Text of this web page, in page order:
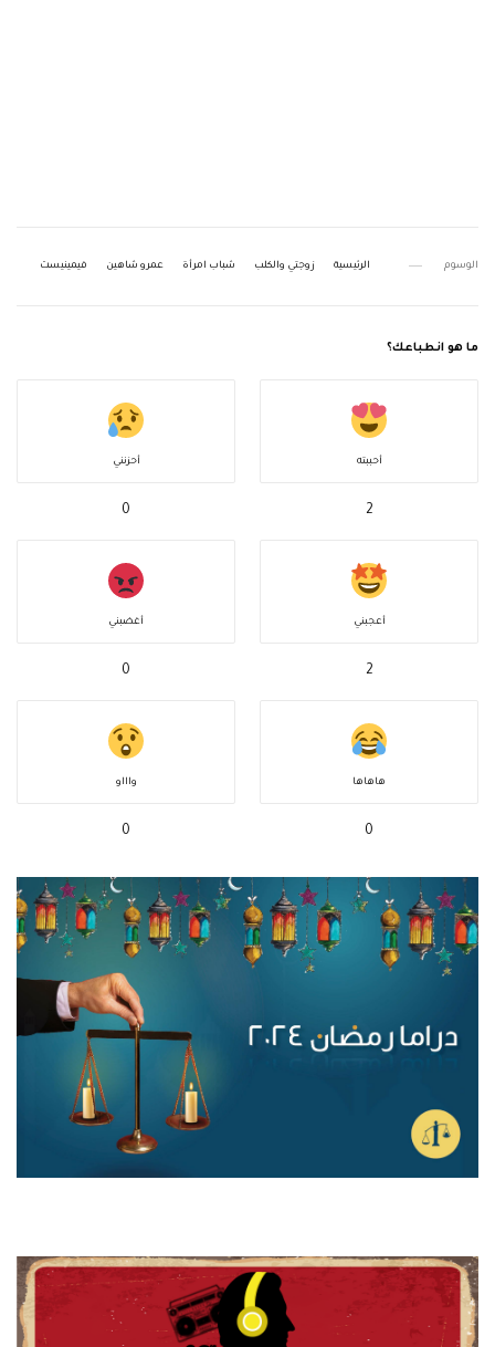
الوسوم الرئيسية زوجتي والكلب شباب امرأة عمرو شاهين فيمينيست
ما هو انطباعك؟
أحببته
2
أحزنني
0
أعجبني
2
أغضبني
0
هاهاها
0
واااو
0